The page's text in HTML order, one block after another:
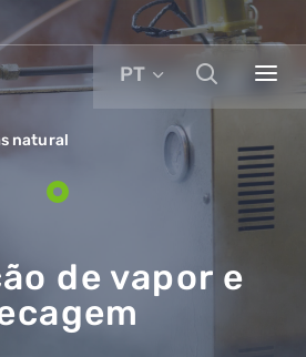
PT
natural
de vapor e